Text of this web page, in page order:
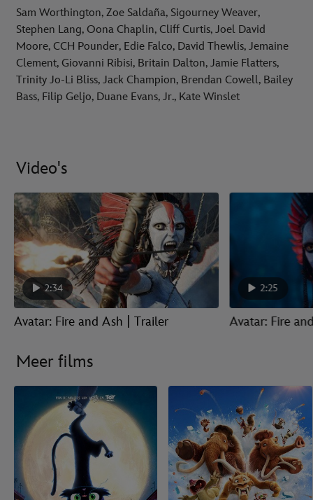
Sam Worthington, Zoe Saldaña, Sigourney Weaver,
Stephen Lang, Oona Chaplin, Cliff Curtis, Joel David
Moore, CCH Pounder, Edie Falco, David Thewlis, Jemaine
Clement, Giovanni Ribisi, Britain Dalton, Jamie Flatters,
Trinity Jo-Li Bliss, Jack Champion, Brendan Cowell, Bailey
Bass, Filip Geljo, Duane Evans, Jr., Kate Winslet
Video's
2:34
Avatar: Fire and Ash | Trailer
2:25
Avatar: Fire
Meer films